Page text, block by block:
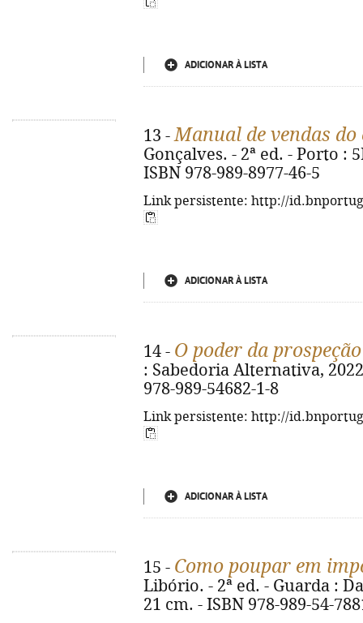
ADICIONAR À LISTA
13 -Manual de vendas
Gonçalves. - 2ª ed. - Porto :
ISBN 978-989-8977-46-5
Link persistente: http://
ADICIONAR À LISTA
14 - O poder da prospeção
: Sabedoria Alternativa,
978-989-54682-1-8
Link persistente: http://
ADICIONAR À LISTA
15 - Como poupar em
Libório. - 2ª ed. - Guarda :
21 cm. - ISBN 978-989-54-